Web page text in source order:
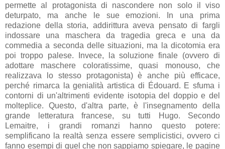
permette al protagonista di nascondere non solo il viso
deturpato, ma anche le sue emozioni. In una prima
redazione della storia, addirittura aveva pensato di fargli
indossare una maschera da tragedia greca e una da
commedia a seconda delle situazioni, ma la dicotomia era
poi troppo palese. Invece, la soluzione finale (ovvero di
adottare maschere coloratissime, quasi monouso, che
realizzava lo stesso protagonista) è anche più efficace,
perché rimarca la genialità artistica di Édouard. E sfuma i
contorni di un'altrimenti evidente isotopia del doppio e del
molteplice.Questo, d'altra parte, è l'insegnamento della
grande letteratura francese, su tutti Hugo. Secondo
Lemaitre, i grandi romanzi hanno questo potere:
semplificano la realtà senza essere semplicistici, ovvero ci
fanno esempi di quel che non sappiamo spiegare, le pagine